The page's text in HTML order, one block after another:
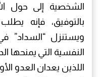
الشخصية إلى حول
بالتوفيق، فإنه
ويستنزل “السداد” في
النفسية التي يمنحها
اللذين يعدان العدو